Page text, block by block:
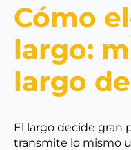
Cómo
largo:
largo
El largo decide gran
transmite lo mismo